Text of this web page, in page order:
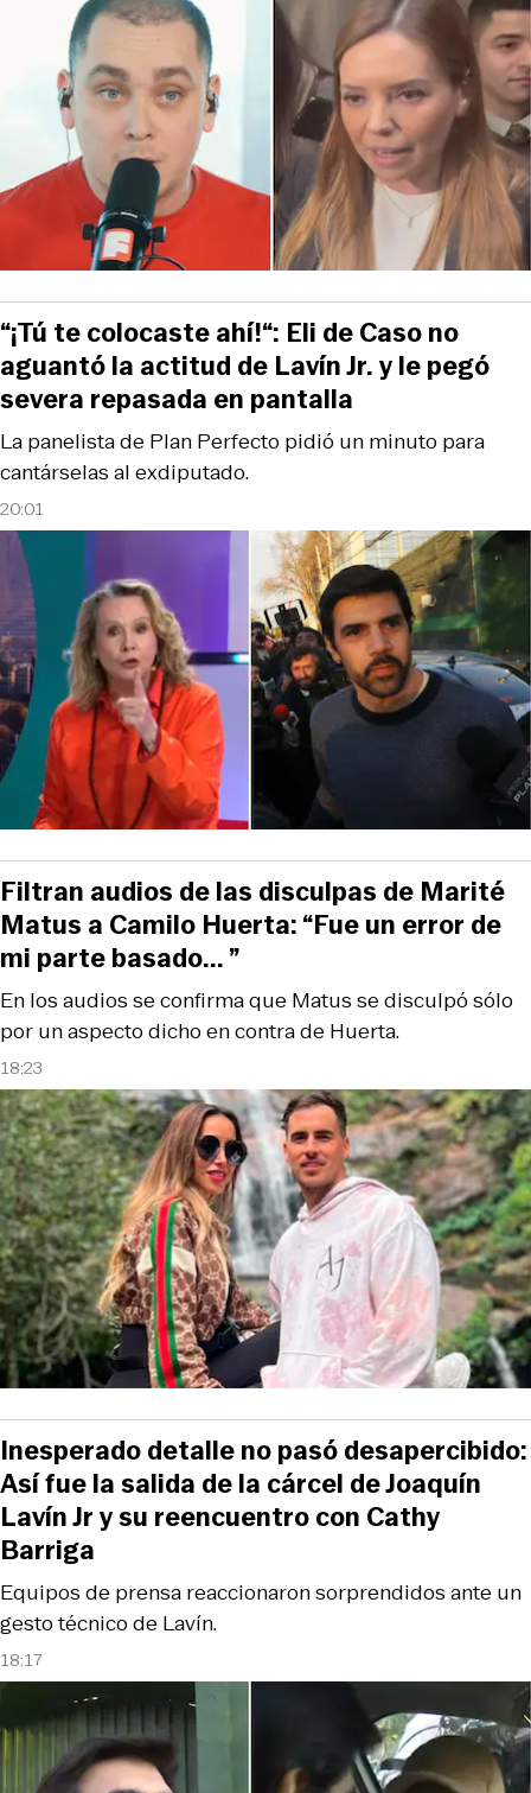
20:01
La panelista de Plan Perfecto pidió un minuto para
cantárselas al exdiputado.
“¡Tú te colocaste ahí!“: Eli de Caso no
aguantó la actitud de Lavín Jr. y le pegó
severa repasada en pantalla
18:23
En los audios se confirma que Matus se disculpó sólo
por un aspecto dicho en contra de Huerta.
Filtran audios de las disculpas de Marité
Matus a Camilo Huerta: “Fue un error de
mi parte basado... ”
18:17
Equipos de prensa reaccionaron sorprendidos ante un
gesto técnico de Lavín.
Inesperado detalle no pasó desapercibido:
Así fue la salida de la cárcel de Joaquín
Lavín Jr y su reencuentro con Cathy
Barriga